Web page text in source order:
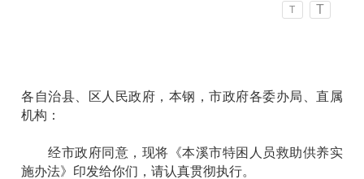
T T
各自治县、区人民政府，本钢，市政府各委办局、直属
机构：
经市政府同意，现将《本溪市特困人员救助供养实
施办法》印发给你们，请认真贯彻执行。